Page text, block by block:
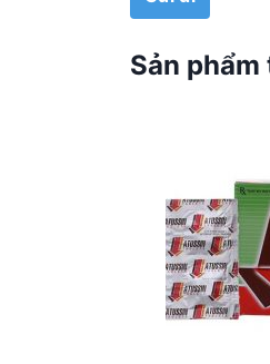
Sản